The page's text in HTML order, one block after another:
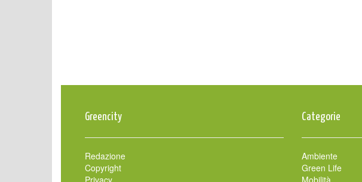
Greencity
Redazione
Copyright
Privacy
Categorie
Ambiente
Green Life
Mobilità